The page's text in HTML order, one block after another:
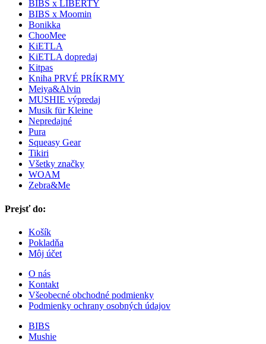
BIBS x LIBERTY
BIBS x Moomin
Bonikka
ChooMee
KiETLA
KiETLA dopredaj
Kitpas
Kniha PRVÉ PRÍKRMY
Meiya&Alvin
MUSHIE výpredaj
Musik für Kleine
Nepredajné
Pura
Squeasy Gear
Tikiri
Všetky značky
WOAM
Zebra&Me
Prejsť do:
Košík
Pokladňa
Môj účet
O nás
Kontakt
Všeobecné obchodné podmienky
Podmienky ochrany osobných údajov
BIBS
Mushie